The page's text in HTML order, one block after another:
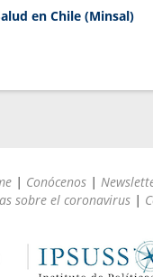
en Chile (Minsal)
| Conócenos |
sobre el coronavirus |